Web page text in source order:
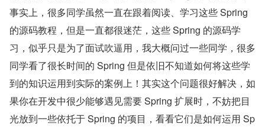
事实上，很多同学虽然一直在跟着阅读、学习这些 Spring
的源码教程，但是一直都很迷茫，这些 Spring 的源码学
习，似乎只是为了面试吹逼用，我大概问过一些同学，很多
同学看了很长时间的 Spring 但是依旧不知道如何将这些学
到的知识运用到实际的案例上！其实这个问题很好解决，如
果你在开发中很少能够遇见需要 Spring 扩展时，不妨把目
光放到一些依托于 Spring 的项目，看看它们是如何运用 Sp